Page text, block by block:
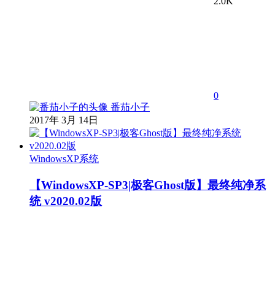
0
番茄小子
2017年 3月 14日
WindowsXP系统
【WindowsXP-SP3|极客Ghost版】最终纯净系
统 v2020.02版